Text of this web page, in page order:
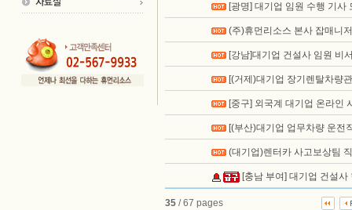
[광명] 대기업 임원 수행 기사
(주)휴먼리소스 본사 잡매니
[강남]대기업 건설사 임원 비
[(거제)대기업 장기렌탈차량
[중구] 외국계 대기업 온라인
[(부산)대기업 업무차량 운전
(대기업)렌터카 사고보상팀
[충남 부여] 대기업 건설
35 / 67 pages